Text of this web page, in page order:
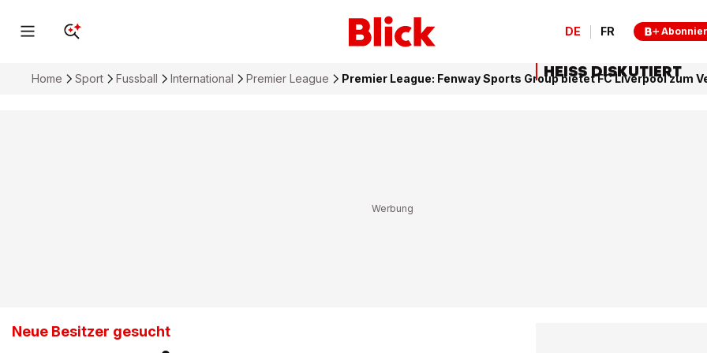
DE FR
Home Sport Fussball International Premier League Premier League: Fenway Sports Group bietet FC Liverpool zum
Neue Besitzer gesucht
HEISS DISKUTIERT